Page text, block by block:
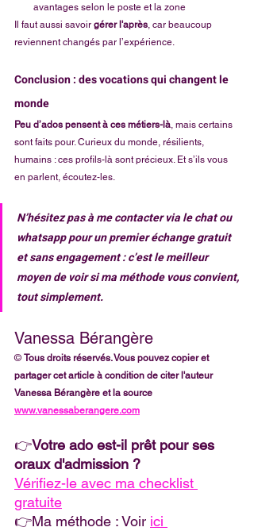
avantages selon le poste et la zone
Il faut aussi savoir gérer l'après, car beaucoup
reviennent changés par l’expérience.
Conclusion : des vocations qui changent le
monde
Peu d’ados pensent à ces métiers-là, mais certains
sont faits pour. Curieux du monde, résilients,
humains : ces profils-là sont précieux. Et s’ils vous
en parlent, écoutez-les.
N’hésitez pas à me contacter via le chat ou
whatsapp pour un premier échange gratuit
et sans engagement : c’est le meilleur
moyen de voir si ma méthode vous convient,
tout simplement.
Vanessa Bérangère
© Tous droits réservés. Vous pouvez copier et
partager cet article à condition de citer l'auteur
Vanessa Bérangère et la source
www.vanessaberangere.com
👉Votre ado est-il prêt pour ses
oraux d'admission ?
Vérifiez-le avec ma checklist
gratuite
👉Ma méthode : Voir ici